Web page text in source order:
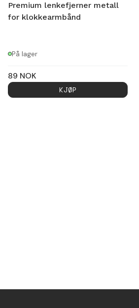
Premium lenkefjerner metall
for klokkearmbånd
På lager
89 NOK
KJØP